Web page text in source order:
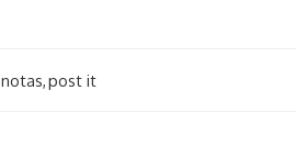
,post it